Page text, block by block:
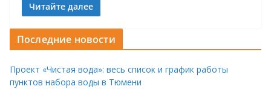
Читайте далее
Последние новости
Проект «Чистая вода»: весь список и график работы
пунктов набора воды в Тюмени